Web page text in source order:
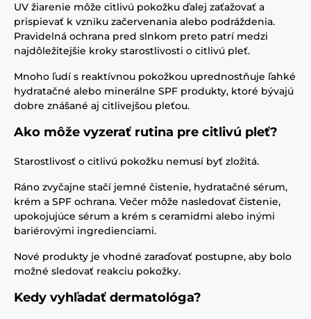
UV žiarenie môže citlivú pokožku ďalej zaťažovať a
prispievať k vzniku začervenania alebo podráždenia.
Pravidelná ochrana pred slnkom preto patrí medzi
najdôležitejšie kroky starostlivosti o citlivú pleť.
Mnoho ľudí s reaktívnou pokožkou uprednostňuje ľahké
hydratačné alebo minerálne SPF produkty, ktoré bývajú
dobre znášané aj citlivejšou pleťou.
Ako môže vyzerať rutina pre citlivú pleť?
Starostlivosť o citlivú pokožku nemusí byť zložitá.
Ráno zvyčajne stačí jemné čistenie, hydratačné sérum,
krém a SPF ochrana. Večer môže nasledovať čistenie,
upokojujúce sérum a krém s ceramidmi alebo inými
bariérovými ingredienciami.
Nové produkty je vhodné zaraďovať postupne, aby bolo
možné sledovať reakciu pokožky.
Kedy vyhľadať dermatológa?